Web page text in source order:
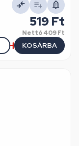
519 Ft
Nettó409 Ft
KOSÁRBA